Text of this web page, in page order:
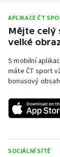
APLIKACE ČT
Mějte celý
velké
S mobilní
máte ČT sport
bonusový
SOCIÁLNÍ SÍTĚ